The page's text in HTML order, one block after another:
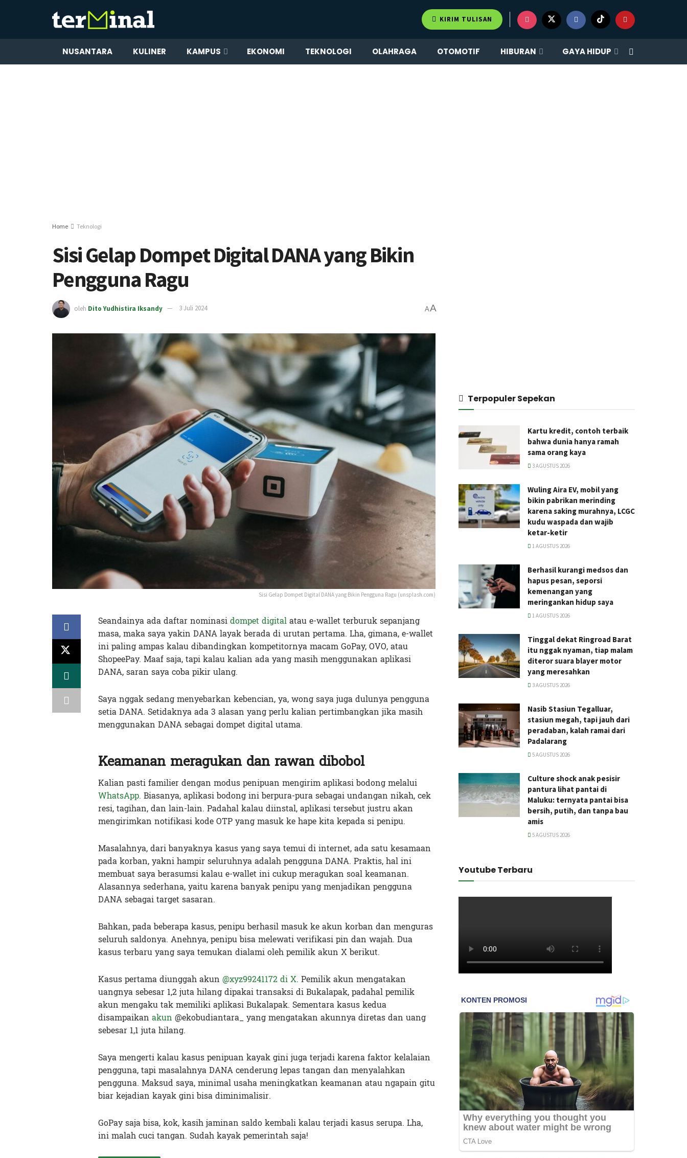
KIRIM TULISAN
NUSANTARA KULINER KAMPUS EKONOMI TEKNOLOGI OLAHRAGA OTOMOTIF HIBURAN GAYA HIDUP
Home Teknologi
Sisi Gelap Dompet Digital DANA yang Bikin
Pengguna Ragu
oleh Dito Yudhistira Iksandy 3 Juli 2024 AA
Sisi Gelap Dompet Digital DANA yang Bikin Pengguna Ragu (unsplash.com)
Seandainya ada daftar nominasidompet digitalatau e-wallet terburuk sepanjang
masa, maka saya yakin DANA layak berada di urutan pertama. Lha, gimana, e-wallet
ini paling ampas kalau dibandingkan kompetitornya macam GoPay, OVO, atau
ShopeePay. Maaf saja, tapi kalau kalian ada yang masih menggunakan aplikasi
DANA, saran saya coba pikir ulang.
Saya nggak sedang menyebarkan kebencian, ya, wong saya juga dulunya pengguna
setia DANA. Setidaknya ada 3 alasan yang perlu kalian pertimbangkan jika masih
menggunakan DANA sebagai dompet digital utama.
Keamanan meragukan dan rawan dibobol
Kalian pasti familier dengan modus penipuan mengirim aplikasi bodong melalui
WhatsApp. Biasanya, aplikasi bodong ini berpura-pura sebagai undangan nikah, cek
resi, tagihan, dan lain-lain. Padahal kalau diinstal, aplikasi tersebut justru akan
mengirimkan notifikasi kode OTP yang masuk ke hape kita kepada si penipu.
Masalahnya, dari banyaknya kasus yang saya temui di internet, ada satu kesamaan
pada korban, yakni hampir seluruhnya adalah pengguna DANA. Praktis, hal ini
membuat saya berasumsi kalau e-wallet ini cukup meragukan soal keamanan.
Alasannya sederhana, yaitu karena banyak penipu yang menjadikan pengguna
DANA sebagai target sasaran.
Bahkan, pada beberapa kasus, penipu berhasil masuk ke akun korban dan menguras
seluruh saldonya. Anehnya, penipu bisa melewati verifikasi pin dan wajah. Dua
kasus terbaru yang saya temukan dialami oleh pemilik akun X berikut.
Kasus pertama diunggah akun @xyz99241172 di X. Pemilik akun mengatakan
uangnya sebesar 1,2 juta hilang dipakai transaksi di Bukalapak, padahal pemilik
akun mengaku tak memiliki aplikasi Bukalapak. Sementara kasus kedua
disampaikan akun @ekobudiantara_ yang mengatakan akunnya diretas dan uang
sebesar 1,1 juta hilang.
Saya mengerti kalau kasus penipuan kayak gini juga terjadi karena faktor kelalaian
pengguna, tapi masalahnya DANA cenderung lepas tangan dan menyalahkan
pengguna. Maksud saya, minimal usaha meningkatkan keamanan atau ngapain gitu
biar kejadian kayak gini bisa diminimalisir.
GoPay saja bisa, kok, kasih jaminan saldo kembali kalau terjadi kasus serupa. Lha,
ini malah cuci tangan. Sudah kayak pemerintah saja!
Terpopuler Sepekan
Kartu kredit, contoh terbaik
bahwa dunia hanya ramah
sama orang kaya
3 AGUSTUS 2026
Wuling Aira EV, mobil yang
bikin pabrikan merinding
karena saking murahnya, LCGC
kudu waspada dan wajib
ketar-ketir
1 AGUSTUS 2026
Berhasil kurangi medsos dan
hapus pesan, seporsi
kemenangan yang
meringankan hidup saya
1 AGUSTUS 2026
Tinggal dekat Ringroad Barat
itu nggak nyaman, tiap malam
diteror suara blayer motor
yang meresahkan
3 AGUSTUS 2026
Nasib Stasiun Tegalluar,
stasiun megah, tapi jauh dari
peradaban, kalah ramai dari
Padalarang
5 AGUSTUS 2026
Culture shock anak pesisir
pantura lihat pantai di
Maluku: ternyata pantai bisa
bersih, putih, dan tanpa bau
amis
5 AGUSTUS 2026
Youtube Terbaru